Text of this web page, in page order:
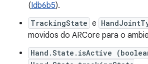
(Idb6b5).
TrackingState e
movidos do ARCore para o
Hand.State.isActive